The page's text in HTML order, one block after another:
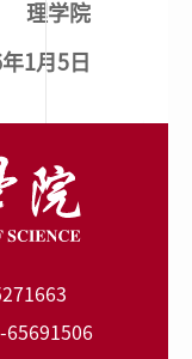
理学院
1月5日
65691506